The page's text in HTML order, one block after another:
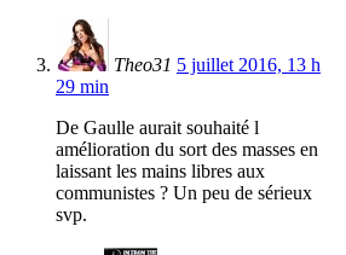
Theo31 5 juillet 2016, 13 h
29 min
De Gaulle aurait souhaité l
amélioration du sort des masses en
laissant les mains libres aux
communistes ? Un peu de sérieux
svp.